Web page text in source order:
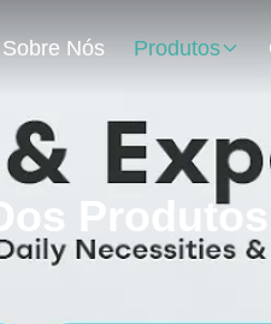
Sobre Nós Produtos
Produtos